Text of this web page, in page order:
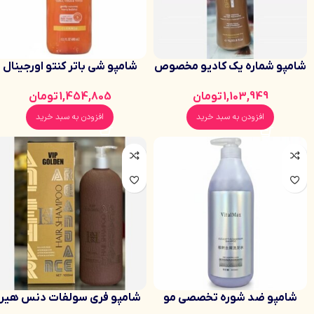
شامپو شماره یک کادیو مخصوص
1,103,949تومان
افزودن به سبد خرید
شامپو شی باتر کنتو اورجینال
1,454,805تومان
افزودن به سبد خرید
شامپو ضد شوره تخصصی مو
شامپو فری سولفات دنس